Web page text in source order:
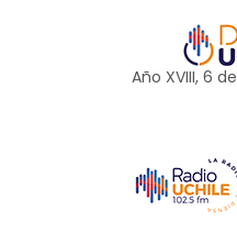
Año XVIII, 6 de